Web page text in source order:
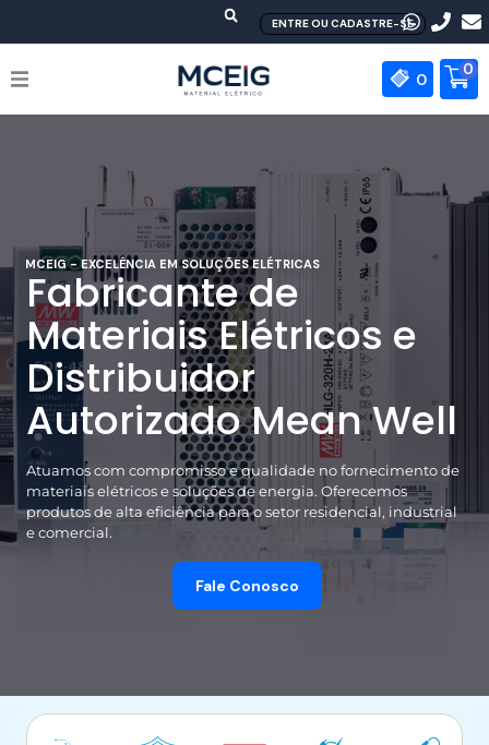
conteúdo
ENTRE OU CADASTRE-SE
PRODUTOS
MEAN WELL
CONTATO
0
0
MCEIG - EXCELÊNCIA EM SOLUÇÕES ELÉTRICAS
Fabricante de
Materiais Elétricos e
Distribuidor
Autorizado Mean Well
Atuamos com compromisso e qualidade no fornecimento de
materiais elétricos e soluções de energia. Oferecemos
produtos de alta eficiência para o setor residencial, industrial
e comercial.
Fale Conosco